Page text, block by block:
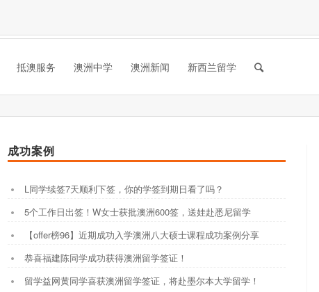
抵澳服务 澳洲中学 澳洲新闻 新西兰留学
成功案例
L同学续签7天顺利下签，你的学签到期日看了吗？
5个工作日出签！W女士获批澳洲600签，送娃赴悉尼留学
【offer榜96】近期成功入学澳洲八大硕士课程成功案例分享
恭喜福建陈同学成功获得澳洲留学签证！
留学益网黄同学喜获澳洲留学签证，将赴墨尔本大学留学！